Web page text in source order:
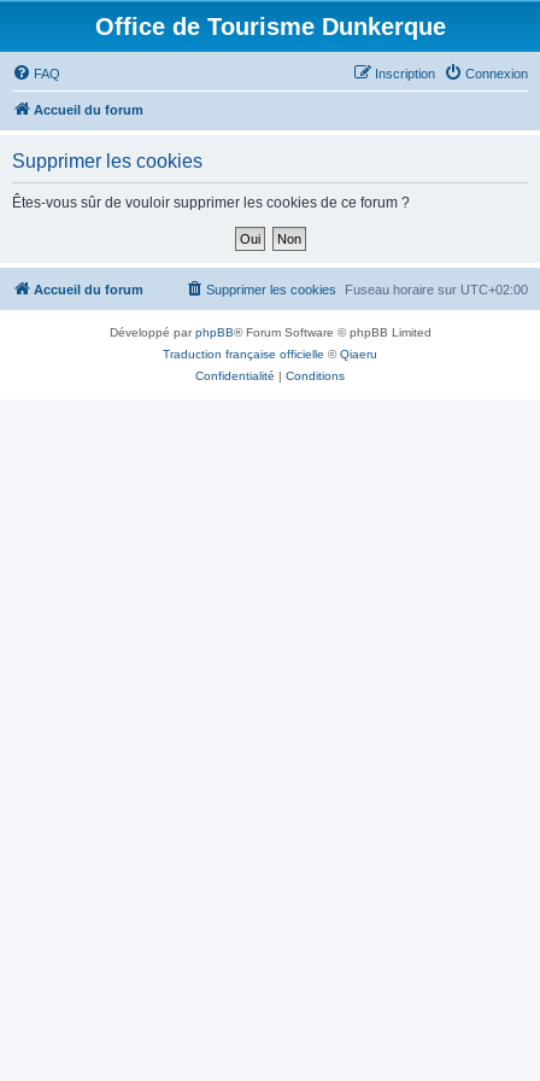
Office de Tourisme Dunkerque
FAQ Connexion
Inscription
Accueil du forum
Supprimer les cookies
Êtes-vous sûr de vouloir supprimer les cookies de ce forum ?
Accueil du forum Fuseau horaire sur UTC+02:00
Supprimer les cookies
Développé parphpBB® Forum Software © phpBB Limited
Traduction française officielle ©Qiaeru
Confidentialité | Conditions